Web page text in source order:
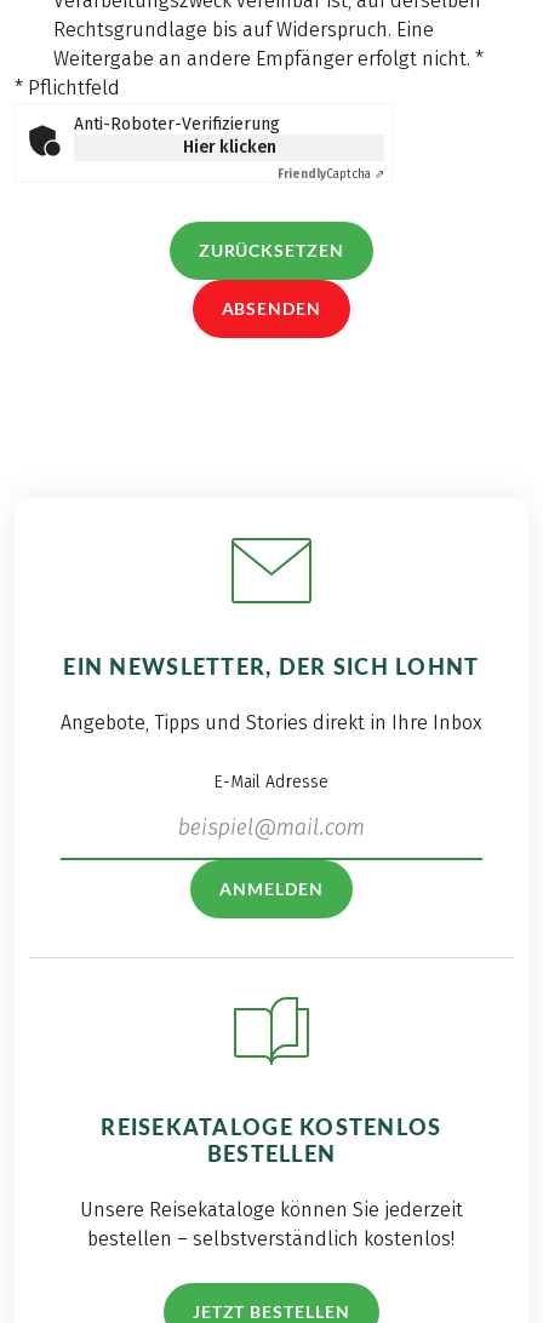
Rechtsgrundlage bis auf Widerspruch. Eine
Weitergabe an andere Empfänger erfolgt nicht. *
* Pflichtfeld
Anti-Roboter-Verifizierung
Hier klicken
FriendlyCaptcha ⇗
ZURÜCKSETZEN
ABSENDEN
EIN NEWSLETTER, DER SICH LOHNT
Angebote, Tipps und Stories direkt in Ihre Inbox
E-Mail Adresse
ANMELDEN
REISEKATALOGE KOSTENLOS
BESTELLEN
Unsere Reisekataloge können Sie jederzeit
bestellen – selbstverständlich kostenlos!
JETZT BESTELLEN